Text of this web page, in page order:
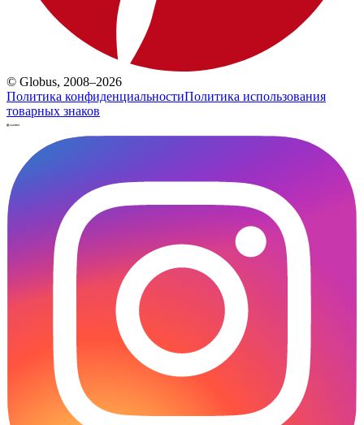
© Globus, 2008–2026
Политика конфиденциальностиПолитика использования
товарных знаков